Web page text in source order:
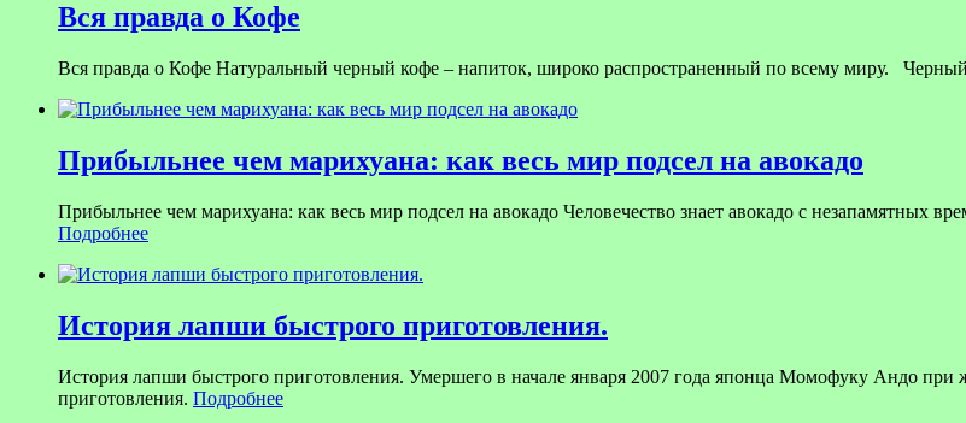
Вся правда о Кофе
Вся правда о Кофе Натуральный черный кофе – напиток, широко распространенный по всему миру.
Прибыльнее чем марихуана: как весь мир подсел на авокадо
Прибыльнее чем марихуана: как весь мир подсел на авокадо Человечество знает авокадо с незапамятных
Подробнее
История лапши быстрого приготовления.
История лапши быстрого приготовления. Умершего в начале января 2007 года японца Момофуку Андо
приготовления. Подробнее